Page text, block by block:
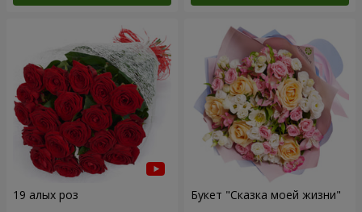
19 алых роз Букет "Сказка моей жизни"